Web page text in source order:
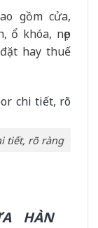
gồm cửa,
ổ khóa, nẹp
hay thuế
tiết, rõ ràng
HÀN